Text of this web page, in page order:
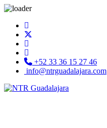
+52 33 36 15 27 46
info@ntrguadalajara.com